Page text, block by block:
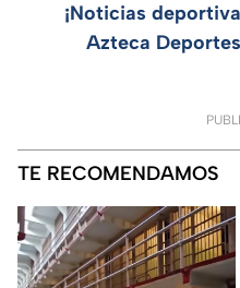
¡Noticias
Azteca
TE RECOMENDAMOS